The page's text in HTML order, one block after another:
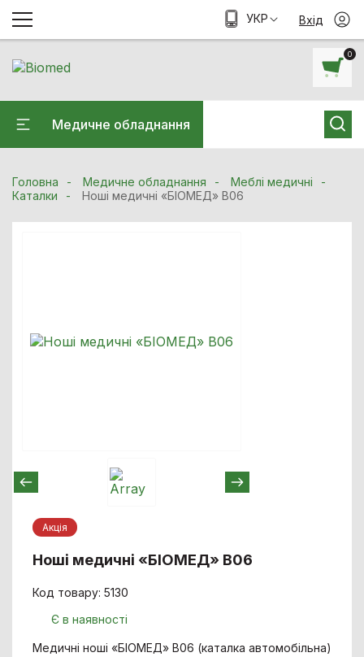
0
Медичне обладнання
УКР Вхід
Головна Медичне обладнання
Меблі медичні
Каталки
Ноші медичні «БІОМЕД» B06
Акцiя
Ноші медичні «БІОМЕД» B06
Код товару: 5130
Є в наявності
Медичні ноші «БІОМЕД» В06 (каталка автомобільна)